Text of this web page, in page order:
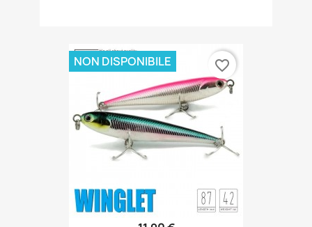
NON DISPONIBILE favorite_border